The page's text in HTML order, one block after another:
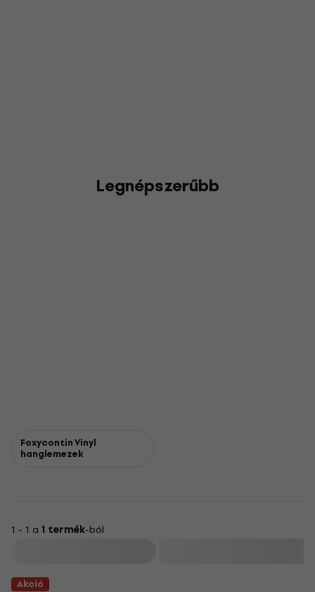
Legnépszerűbb
Foxycontin Vinyl
hanglemezek
1 - 1 a 1 termék-ból
Akció